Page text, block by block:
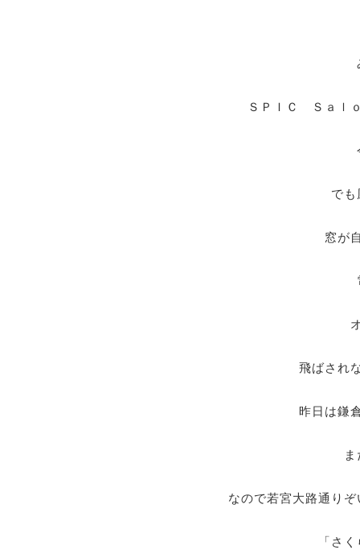
ＳＰＩＣ Ｓａｌ
で
窓が
飛ばされ
昨日は鎌
なので若宮大路通り
「さ